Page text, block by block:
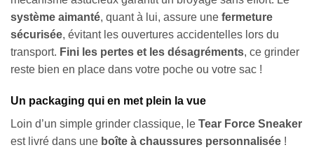
système aimanté, quant à lui, assure une fermeture
sécurisée, évitant les ouvertures accidentelles lors du
transport. Fini les pertes et les désagréments, ce grinder
reste bien en place dans votre poche ou votre sac !
Un packaging qui en met plein la vue
Loin d’un simple grinder classique, le Tear Force Sneaker
est livré dans une boîte à chaussures personnalisée !